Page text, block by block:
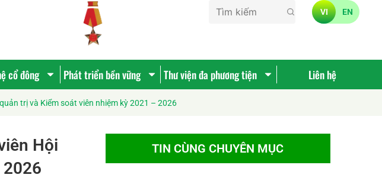
VI EN
cổ đông Phát triển bền vững Thư viện đa phương tiện Liên hệ
trị và Kiểm soát viên nhiệm kỳ 2021 – 2026
Hội
TIN CÙNG CHUYÊN MỤC